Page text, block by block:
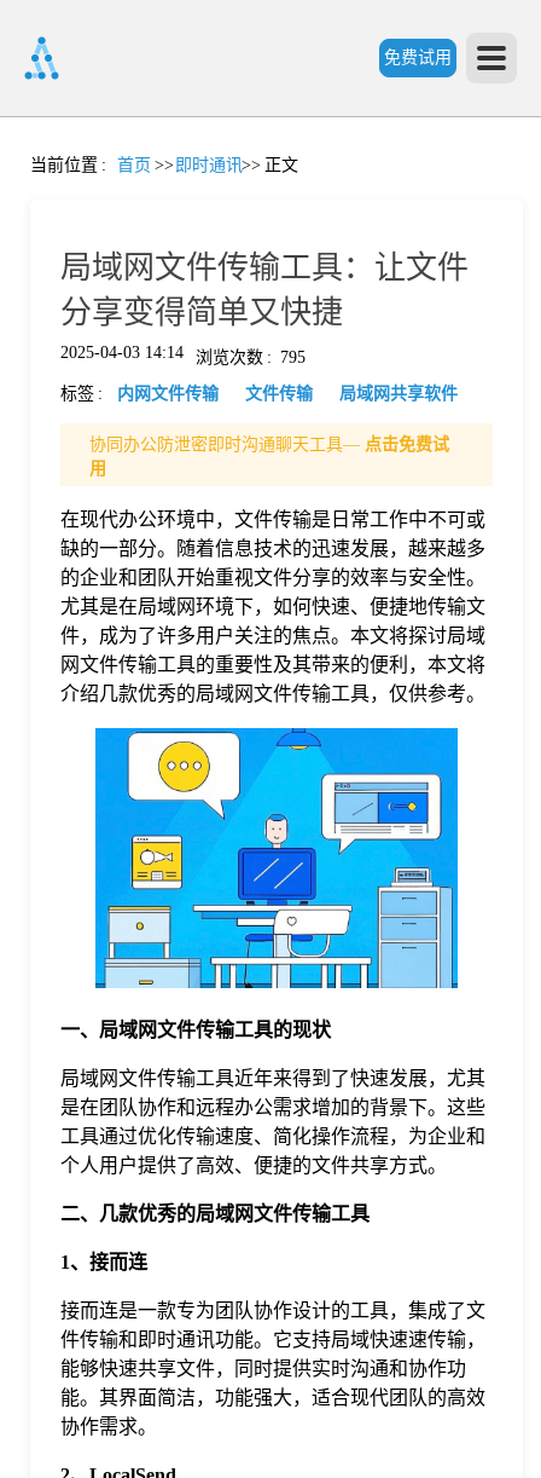
免费试用
首
价
格
当前位置 : 首页 >> 即时通讯>> 正文
局域网文件传输工具：让文件
分享变得简单又快捷
2025-04-03 14:14 浏览次数 : 795
标签 : 内网文件传输 文件传输 局域网共享软件
协同办公防泄密即时沟通聊天工具— 点击免费试
用
在现代办公环境中，文件传输是日常工作中不可或
缺的一部分。随着信息技术的迅速发展，越来越多
的企业和团队开始重视文件分享的效率与安全性。
尤其是在局域网环境下，如何快速、便捷地传输文
件，成为了许多用户关注的焦点。本文将探讨局域
网文件传输工具的重要性及其带来的便利，本文将
介绍几款优秀的局域网文件传输工具，仅供参考。
一、局域网文件传输工具的现状
局域网文件传输工具近年来得到了快速发展，尤其
是在团队协作和远程办公需求增加的背景下。这些
工具通过优化传输速度、简化操作流程，为企业和
个人用户提供了高效、便捷的文件共享方式。
二、几款优秀的局域网文件传输工具
1、接而连
接而连是一款专为团队协作设计的工具，集成了文
件传输和即时通讯功能。它支持局域快速速传输，
能够快速共享文件，同时提供实时沟通和协作功
能。其界面简洁，功能强大，适合现代团队的高效
协作需求。